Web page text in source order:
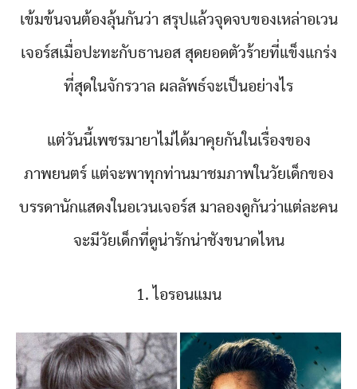
เข้มข้นจนต้องลุ้นกันว่า สรุปแล้วจุดจบของเหล่าอเวน
เจอร์สเมื่อปะทะกับธานอส สุดยอดตัวร้ายที่แข็งแกร่ง
ที่สุดในจักรวาล ผลลัพธ์จะเป็นอย่างไร
แต่วันนี้เพชรมายาไม่ได้มาคุยกันในเรื่องของ
ภาพยนตร์ แต่จะพาทุกท่านมาชมภาพในวัยเด็กของ
บรรดานักแสดงในอเวนเจอร์ส มาลองดูกันว่าแต่ละคน
จะมีวัยเด็กที่ดูน่ารักน่าชังขนาดไหน
1. ไอรอนแมน